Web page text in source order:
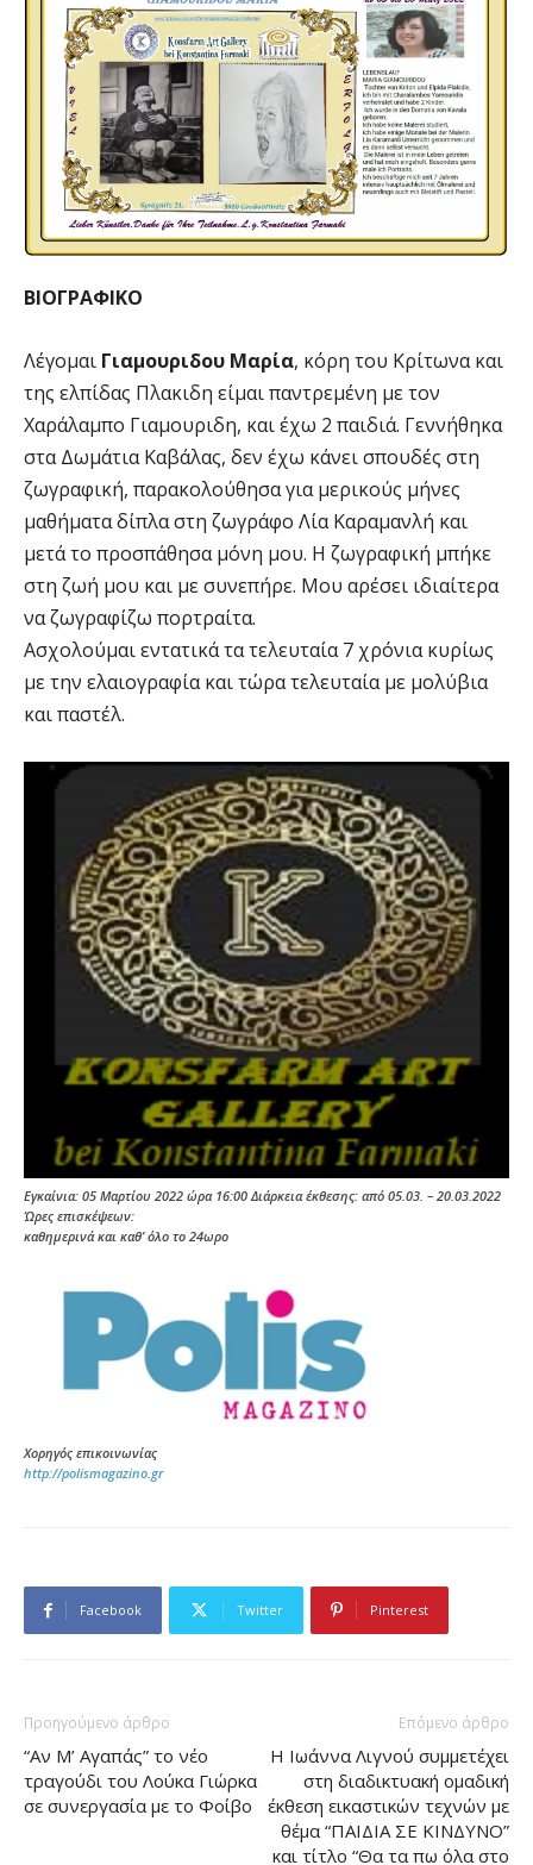
ΒΙΟΓΡΑΦΙΚΟ
Λέγομαι Γιαμουριδου Μαρία, κόρη του Κρίτωνα και
της ελπίδας Πλακιδη είμαι παντρεμένη με τον
Χαράλαμπο Γιαμουριδη, και έχω 2 παιδιά. Γεννήθηκα
στα Δωμάτια Καβάλας, δεν έχω κάνει σπουδές στη
ζωγραφική, παρακολούθησα για μερικούς μήνες
μαθήματα δίπλα στη ζωγράφο Λία Καραμανλή και
μετά το προσπάθησα μόνη μου. Η ζωγραφική μπήκε
στη ζωή μου και με συνεπήρε. Μου αρέσει ιδιαίτερα
να ζωγραφίζω πορτραίτα.
Ασχολούμαι εντατικά τα τελευταία 7 χρόνια κυρίως
με την ελαιογραφία και τώρα τελευταία με μολύβια
και παστέλ.
Εγκαίνια: 05 Μαρτίου 2022 ώρα 16:00 Διάρκεια έκθεσης: από 05.03. – 20.03.2022
Ώρες επισκέψεων:
καθημερινά και καθ’ όλο το 24ωρο
Χορηγός επικοινωνίας
http://polismagazino.gr
Facebook Twitter Pinterest
Προηγούμενο άρθρο
“Αν Μ’ Αγαπάς” τo νέο
τραγούδι του Λούκα Γιώρκα
σε συνεργασία με το Φοίβο
Επόμενο άρθρο
Η Ιωάννα Λιγνού συμμετέχει
στη διαδικτυακή ομαδική
έκθεση εικαστικών τεχνών με
θέμα “ΠΑΙΔΙΑ ΣΕ ΚΙΝΔΥΝΟ”
και τίτλο “Θα τα πω όλα στο